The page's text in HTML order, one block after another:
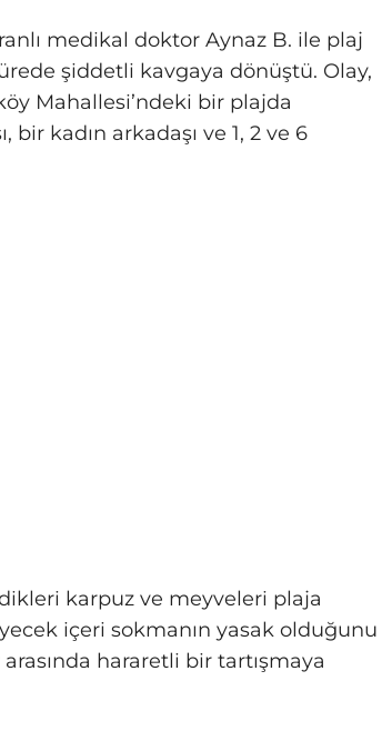
medikal doktor Aynaz B. ile plaj
şiddetli kavgaya dönüştü. Olay,
Mahallesi’ndeki bir plajda
kadın arkadaşı ve 1, 2 ve 6
karpuz ve meyveleri plaja
içeri sokmanın yasak olduğunu
hararetli bir tartışmaya